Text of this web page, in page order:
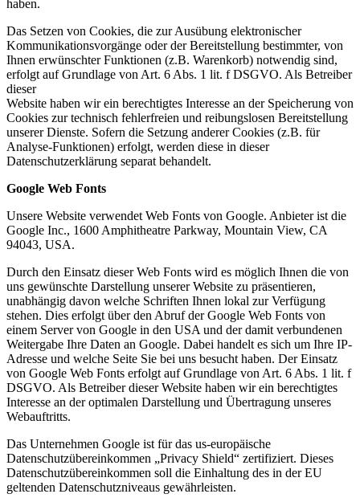
haben.
Das Setzen von Cookies, die zur Ausübung elektronischer
Kommunikationsvorgänge oder der Bereitstellung bestimmter, von
Ihnen erwünschter Funktionen (z.B. Warenkorb) notwendig sind,
erfolgt auf Grundlage von Art. 6 Abs. 1 lit. f DSGVO. Als Betreiber
dieser
Website haben wir ein berechtigtes Interesse an der Speicherung von
Cookies zur technisch fehlerfreien und reibungslosen Bereitstellung
unserer Dienste. Sofern die Setzung anderer Cookies (z.B. für
Analyse-Funktionen) erfolgt, werden diese in dieser
Datenschutzerklärung separat behandelt.
Google Web Fonts
Unsere Website verwendet Web Fonts von Google. Anbieter ist die
Google Inc., 1600 Amphitheatre Parkway, Mountain View, CA
94043, USA.
Durch den Einsatz dieser Web Fonts wird es möglich Ihnen die von
uns gewünschte Darstellung unserer Website zu präsentieren,
unabhängig davon welche Schriften Ihnen lokal zur Verfügung
stehen. Dies erfolgt über den Abruf der Google Web Fonts von
einem Server von Google in den USA und der damit verbundenen
Weitergabe Ihre Daten an Google. Dabei handelt es sich um Ihre IP-
Adresse und welche Seite Sie bei uns besucht haben. Der Einsatz
von Google Web Fonts erfolgt auf Grundlage von Art. 6 Abs. 1 lit. f
DSGVO. Als Betreiber dieser Website haben wir ein berechtigtes
Interesse an der optimalen Darstellung und Übertragung unseres
Webauftritts.
Das Unternehmen Google ist für das us-europäische
Datenschutzübereinkommen „Privacy Shield“ zertifiziert. Dieses
Datenschutzübereinkommen soll die Einhaltung des in der EU
geltenden Datenschutzniveaus gewährleisten.